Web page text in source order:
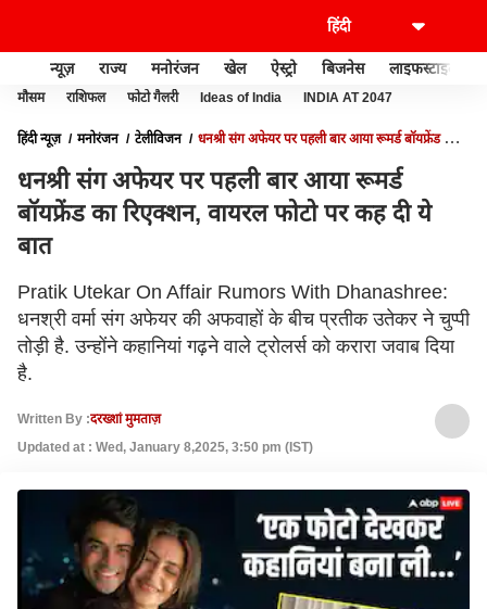
न्यूज़ राज्य मनोरंजन खेल ऐस्ट्रो बिजनेस लाइफस्टाइल
मौसम राशिफल फोटो गैलरी Ideas of India INDIA AT 2047
हिंदी न्यूज़ मनोरंजन टेलीविजन
धनश्री संग अफेयर पर पहली बार आया रूमर्ड बॉयफ्रेंड का
धनश्री संग अफेयर पर पहली बार आया रूमर्ड
बॉयफ्रेंड का रिएक्शन, वायरल फोटो पर कह दी ये
बात
Pratik Utekar On Affair Rumors With Dhanashree:
धनश्री वर्मा संग अफेयर की अफवाहों के बीच प्रतीक उतेकर ने चुप्पी
तोड़ी है. उन्होंने कहानियां गढ़ने वाले ट्रोलर्स को करारा जवाब दिया
है.
Written By :दरख्शां मुमताज़
Updated at : Wed, January 8,2025, 3:50 pm (IST)